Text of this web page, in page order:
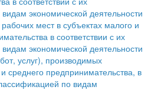
регламентов
субъектов малого и
экономической деятельности
мест в субъектах малого и
в соответствии с их
экономической деятельности
услуг), производимых
среднего предпринимательства, в
по видам